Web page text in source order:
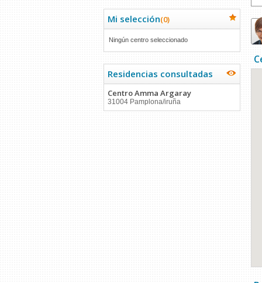
Mi selección(0)
Ningún centro seleccionado
Residencias consultadas
Centro Amma Argaray
31004 Pamplona/iruña